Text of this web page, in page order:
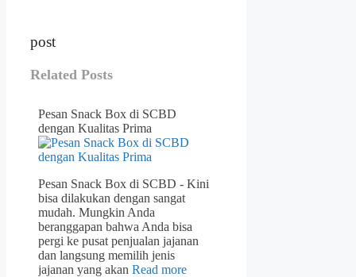
post
Related Posts
Pesan Snack Box di SCBD
dengan Kualitas Prima
Pesan Snack Box di SCBD - Kini
bisa dilakukan dengan sangat
mudah. Mungkin Anda
beranggapan bahwa Anda bisa
pergi ke pusat penjualan jajanan
dan langsung memilih jenis
jajanan yang akan Read more